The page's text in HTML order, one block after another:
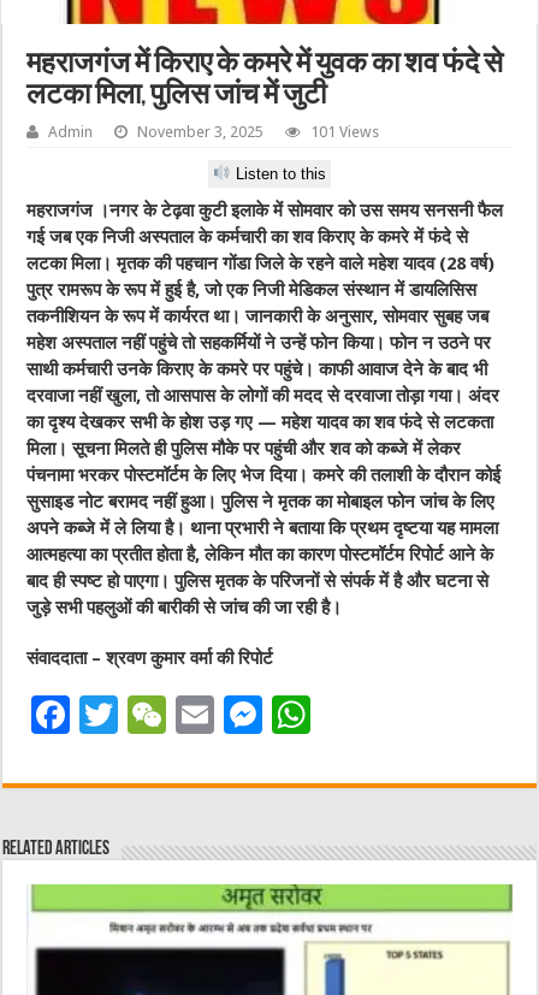
महराजगंज में किराए के कमरे में युवक का शव फंदे से
लटका मिला, पुलिस जांच में जुटी
Admin November 3, 2025 101 Views
Listen to this
महराजगंज ।नगर के टेढ़वा कुटी इलाके में सोमवार को उस समय सनसनी फैल
गई जब एक निजी अस्पताल के कर्मचारी का शव किराए के कमरे में फंदे से
लटका मिला। मृतक की पहचान गोंडा जिले के रहने वाले महेश यादव (28 वर्ष)
पुत्र रामरूप के रूप में हुई है, जो एक निजी मेडिकल संस्थान में डायलिसिस
तकनीशियन के रूप में कार्यरत था। जानकारी के अनुसार, सोमवार सुबह जब
महेश अस्पताल नहीं पहुंचे तो सहकर्मियों ने उन्हें फोन किया। फोन न उठने पर
साथी कर्मचारी उनके किराए के कमरे पर पहुंचे। काफी आवाज देने के बाद भी
दरवाजा नहीं खुला, तो आसपास के लोगों की मदद से दरवाजा तोड़ा गया। अंदर
का दृश्य देखकर सभी के होश उड़ गए — महेश यादव का शव फंदे से लटकता
मिला। सूचना मिलते ही पुलिस मौके पर पहुंची और शव को कब्जे में लेकर
पंचनामा भरकर पोस्टमॉर्टम के लिए भेज दिया। कमरे की तलाशी के दौरान कोई
सुसाइड नोट बरामद नहीं हुआ। पुलिस ने मृतक का मोबाइल फोन जांच के लिए
अपने कब्जे में ले लिया है। थाना प्रभारी ने बताया कि प्रथम दृष्टया यह मामला
आत्महत्या का प्रतीत होता है, लेकिन मौत का कारण पोस्टमॉर्टम रिपोर्ट आने के
बाद ही स्पष्ट हो पाएगा। पुलिस मृतक के परिजनों से संपर्क में है और घटना से
जुड़े सभी पहलुओं की बारीकी से जांच की जा रही है।
संवाददाता – श्रवण कुमार वर्मा की रिपोर्ट
F
c
e
b
o
o
T
it
r
W
C
at
E
ai
M
ss
n
g
er
at
A
p
p
Related Articles